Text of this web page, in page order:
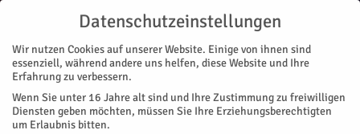
Start featured Goldene Grundstein des „Gebetsreaktors“
FEATURED MAGAZIN
Datenschutzeinstellungen
Wir nutzen Cookies auf unserer Website. Einige von ihnen sind
essenziell, während andere uns helfen, diese Website und Ihre
Erfahrung zu verbessern.
Wenn Sie unter 16 Jahre alt sind und Ihre Zustimmung zu freiwilligen
Diensten geben möchten, müssen Sie Ihre Erziehungsberechtigten
um Erlaubnis bitten.